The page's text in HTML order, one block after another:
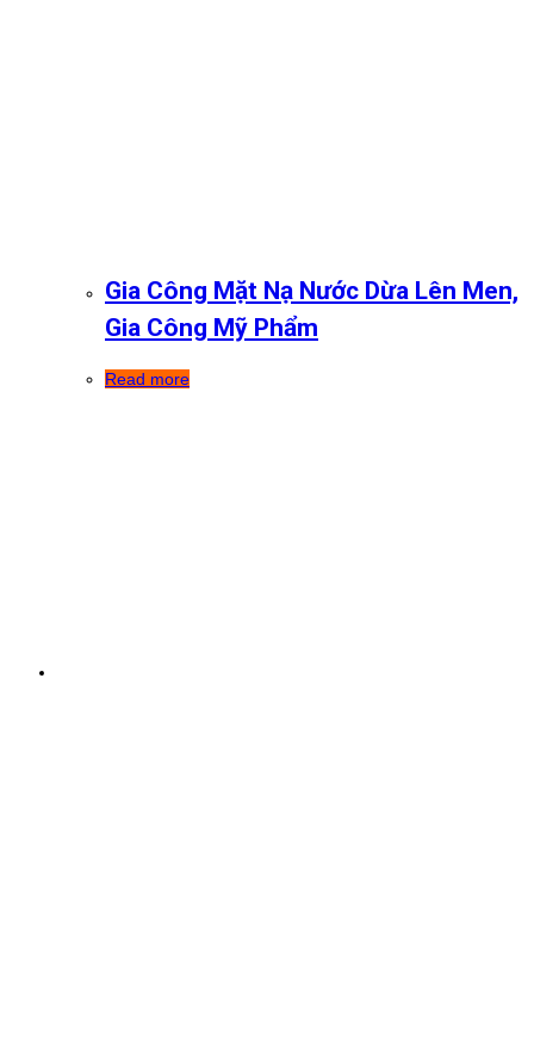
Gia Công Mặt Nạ Nước Dừa Lên Men,
Gia Công Mỹ Phẩm
Read more